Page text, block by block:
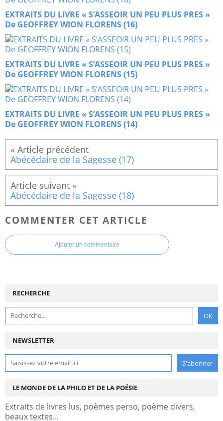
EXTRAITS DU LIVRE « S’ASSEOIR UN PEU PLUS PRES »
De GEOFFREY WION FLORENS (16)
EXTRAITS DU LIVRE « S’ASSEOIR UN PEU PLUS PRES »
De GEOFFREY WION FLORENS (15)
EXTRAITS DU LIVRE « S’ASSEOIR UN PEU PLUS PRES »
De GEOFFREY WION FLORENS (14)
Abécédaire de la Sagesse (17)
Abécédaire de la Sagesse (18)
COMMENTER CET ARTICLE
Ajouter un commentaire
NEWSLETTER
RECHERCHE
LE MONDE DE LA PHILO ET DE LA POÉSIE
Extraits de livres lus, poèmes perso, poème divers,
beaux textes...